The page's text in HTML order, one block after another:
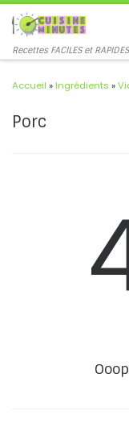
Recettes FACILES et
Accueil »Ingrédients »
Porc